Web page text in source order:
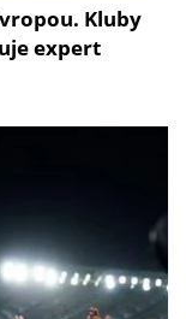
Kluby
expert